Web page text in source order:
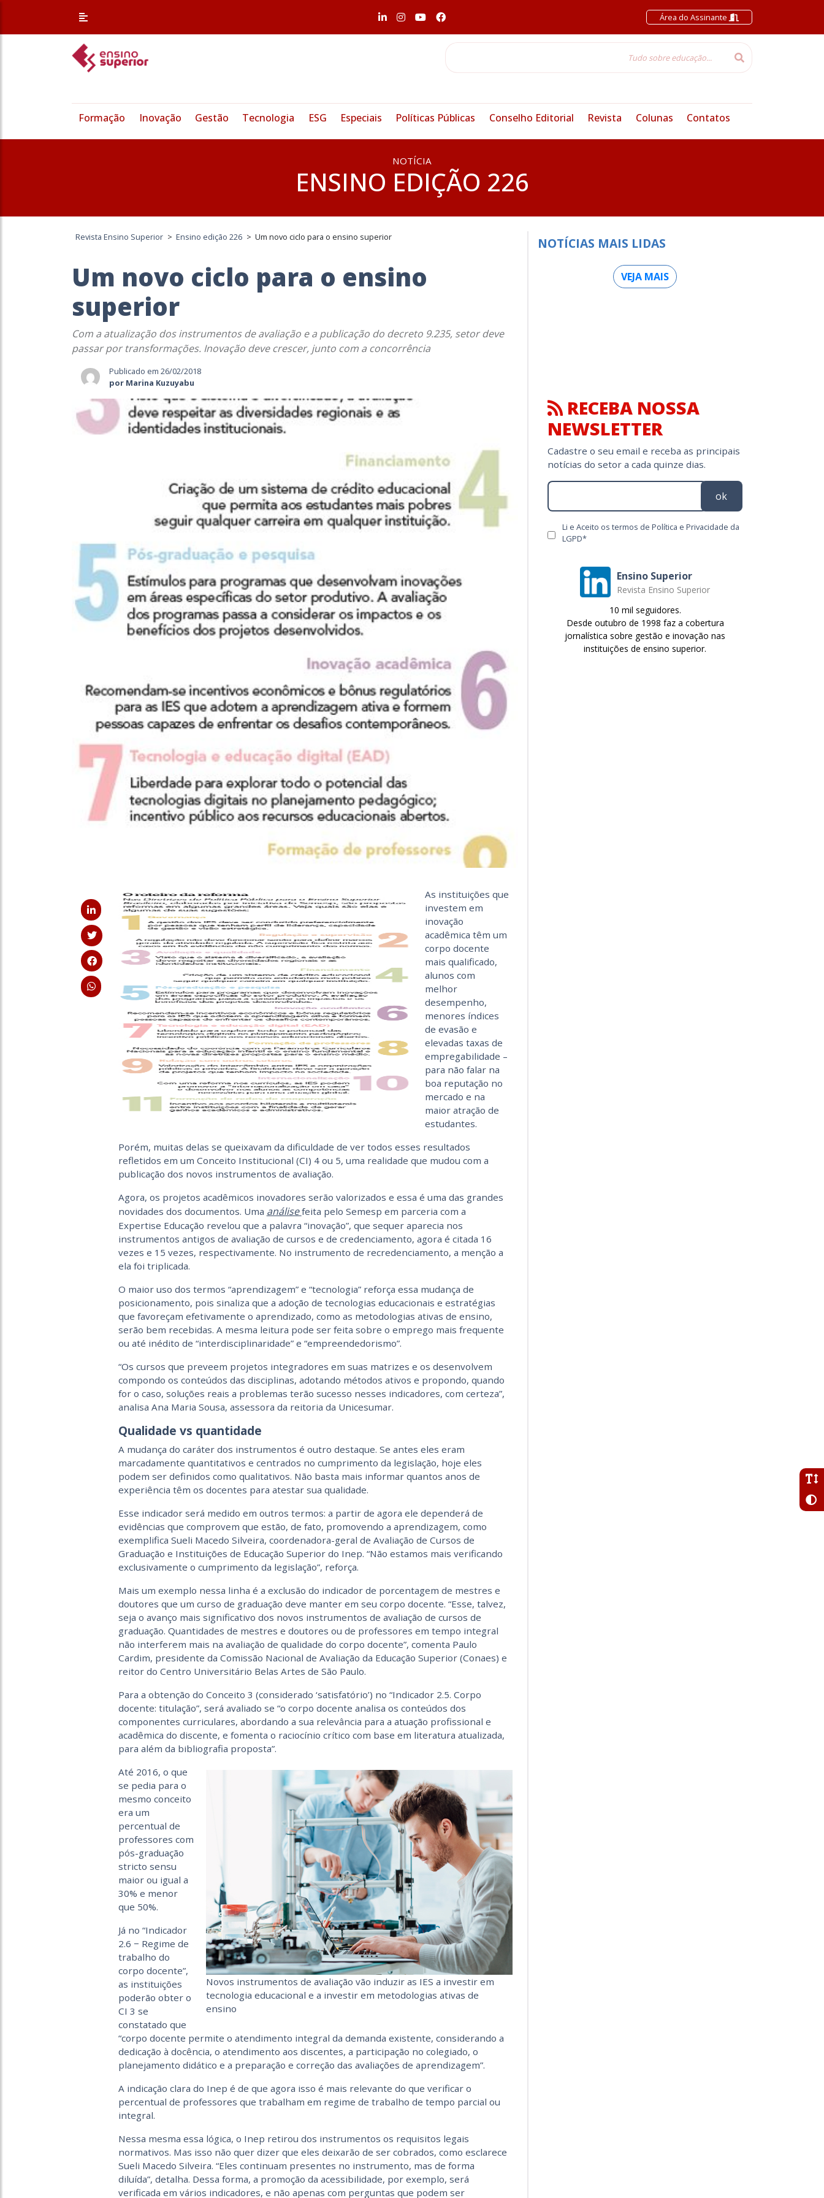
Área do Assinante
Formação Inovação Gestão Tecnologia ESG Especiais Políticas Públicas Conselho Editorial Revista Colunas Contatos
NOTÍCIA
ENSINO EDIÇÃO 226
Revista Ensino Superior > Ensino edição 226 > Um novo ciclo para o ensino superior
Um novo ciclo para o ensino
superior
Com a atualização dos instrumentos de avaliação e a publicação do decreto 9.235, setor deve
passar por transformações. Inovação deve crescer, junto com a concorrência
Publicado em 26/02/2018
por Marina Kuzuyabu
As instituições que
investem em
inovação
acadêmica têm um
corpo docente
mais qualificado,
alunos com
melhor
desempenho,
menores índices
de evasão e
elevadas taxas de
empregabilidade –
para não falar na
boa reputação no
mercado e na
maior atração de
estudantes.
Porém, muitas delas se queixavam da dificuldade de ver todos esses resultados
refletidos em um Conceito Institucional (CI) 4 ou 5, uma realidade que mudou com a
publicação dos novos instrumentos de avaliação.
Agora, os projetos acadêmicos inovadores serão valorizados e essa é uma das grandes
novidades dos documentos. Uma análisefeita pelo Semesp em parceria com a
Expertise Educação revelou que a palavra “inovação”, que sequer aparecia nos
instrumentos antigos de avaliação de cursos e de credenciamento, agora é citada 16
vezes e 15 vezes, respectivamente. No instrumento de recredenciamento, a menção a
ela foi triplicada.
O maior uso dos termos “aprendizagem” e “tecnologia” reforça essa mudança de
posicionamento, pois sinaliza que a adoção de tecnologias educacionais e estratégias
que favoreçam efetivamente o aprendizado, como as metodologias ativas de ensino,
serão bem recebidas. A mesma leitura pode ser feita sobre o emprego mais frequente
ou até inédito de “interdisciplinaridade” e “empreendedorismo”.
“Os cursos que preveem projetos integradores em suas matrizes e os desenvolvem
compondo os conteúdos das disciplinas, adotando métodos ativos e propondo, quando
for o caso, soluções reais a problemas terão sucesso nesses indicadores, com certeza”,
analisa Ana Maria Sousa, assessora da reitoria da Unicesumar.
Qualidade vs quantidade
A mudança do caráter dos instrumentos é outro destaque. Se antes eles eram
marcadamente quantitativos e centrados no cumprimento da legislação, hoje eles
podem ser definidos como qualitativos. Não basta mais informar quantos anos de
experiência têm os docentes para atestar sua qualidade.
Esse indicador será medido em outros termos: a partir de agora ele dependerá de
evidências que comprovem que estão, de fato, promovendo a aprendizagem, como
exemplifica Sueli Macedo Silveira, coordenadora-geral de Avaliação de Cursos de
Graduação e Instituições de Educação Superior do Inep. “Não estamos mais verificando
exclusivamente o cumprimento da legislação”, reforça.
Mais um exemplo nessa linha é a exclusão do indicador de porcentagem de mestres e
doutores que um curso de graduação deve manter em seu corpo docente. “Esse, talvez,
seja o avanço mais significativo dos novos instrumentos de avaliação de cursos de
graduação. Quantidades de mestres e doutores ou de professores em tempo integral
não interferem mais na avaliação de qualidade do corpo docente”, comenta Paulo
Cardim, presidente da Comissão Nacional de Avaliação da Educação Superior (Conaes) e
reitor do Centro Universitário Belas Artes de São Paulo.
Para a obtenção do Conceito 3 (considerado ‘satisfatório’) no “Indicador 2.5. Corpo
docente: titulação”, será avaliado se “o corpo docente analisa os conteúdos dos
componentes curriculares, abordando a sua relevância para a atuação profissional e
acadêmica do discente, e fomenta o raciocínio crítico com base em literatura atualizada,
para além da bibliografia proposta”.
Novos instrumentos de avaliação vão induzir as IES a investir em
tecnologia educacional e a investir em metodologias ativas de
ensino
Até 2016, o que
se pedia para o
mesmo conceito
era um
percentual de
professores com
pós-graduação
stricto sensu
maior ou igual a
30% e menor
que 50%.
Já no “Indicador
2.6 − Regime de
trabalho do
corpo docente”,
as instituições
poderão obter o
CI 3 se
constatado que
“corpo docente permite o atendimento integral da demanda existente, considerando a
dedicação à docência, o atendimento aos discentes, a participação no colegiado, o
planejamento didático e a preparação e correção das avaliações de aprendizagem”.
A indicação clara do Inep é de que agora isso é mais relevante do que verificar o
percentual de professores que trabalham em regime de trabalho de tempo parcial ou
integral.
Nessa mesma essa lógica, o Inep retirou dos instrumentos os requisitos legais
normativos. Mas isso não quer dizer que eles deixarão de ser cobrados, como esclarece
Sueli Macedo Silveira. “Eles continuam presentes no instrumento, mas de forma
diluída”, detalha. Dessa forma, a promoção da acessibilidade, por exemplo, será
verificada em vários indicadores, e não apenas com perguntas que podem ser
NOTÍCIAS MAIS LIDAS
VEJA MAIS
RECEBA NOSSA
NEWSLETTER
Cadastre o seu email e receba as principais
notícias do setor a cada quinze dias.
ok
Li e Aceito os termos de Política e Privacidade da
LGPD*
Ensino Superior
Revista Ensino Superior
10 mil seguidores.
Desde outubro de 1998 faz a cobertura
jornalística sobre gestão e inovação nas
instituições de ensino superior.